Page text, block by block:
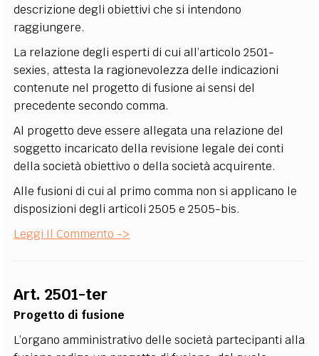
descrizione degli obiettivi che si intendono
raggiungere.
La relazione degli esperti di cui all’articolo 2501-
sexies, attesta la ragionevolezza delle indicazioni
contenute nel progetto di fusione ai sensi del
precedente secondo comma.
Al progetto deve essere allegata una relazione del
soggetto incaricato della revisione legale dei conti
della società obiettivo o della società acquirente.
Alle fusioni di cui al primo comma non si applicano le
disposizioni degli articoli 2505 e 2505-bis.
Leggi Il Commento ->
Art. 2501-ter
Progetto di fusione
L’organo amministrativo delle società partecipanti alla